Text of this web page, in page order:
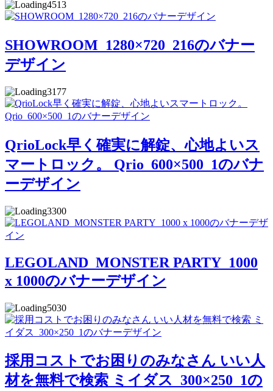
4513
SHOWROOM_1280×720_216のバナー
デザイン
3177
QrioLock早く確実に解錠、心地よいス
マートロック。 Qrio_600×500_1のバナ
ーデザイン
3300
LEGOLAND_MONSTER PARTY_1000
x 1000のバナーデザイン
5030
採用コストでお困りのみなさん いい人
材を無料で検索 ミイダス_300×250_1の